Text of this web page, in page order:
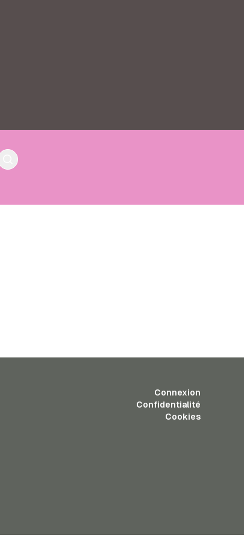
Connexion
Confidentialité
Cookies